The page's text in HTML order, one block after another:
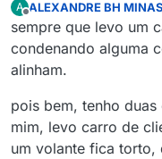
A ALEXANDRE BH MINAS
sempre que levo um
condenando alguma
alinham.
pois bem, tenho
mim, levo carro de
um volante fica torto,